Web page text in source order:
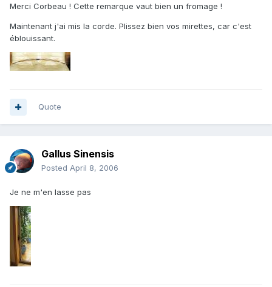
Merci Corbeau ! Cette remarque vaut bien un fromage !
Maintenant j'ai mis la corde. Plissez bien vos mirettes, car c'est
éblouissant.
Quote
Gallus Sinensis
Posted April 8, 2006
Je ne m'en lasse pas